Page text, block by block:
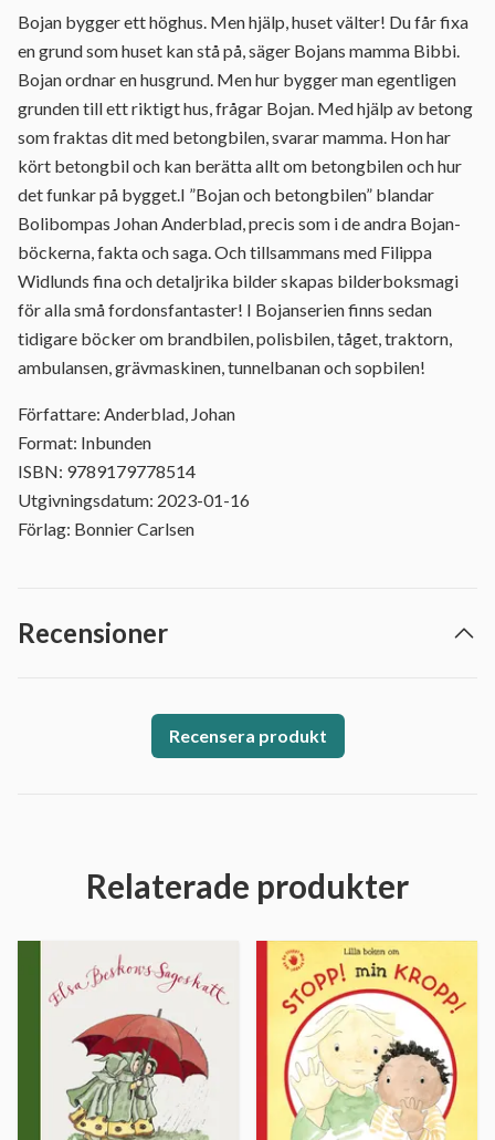
Bojan bygger ett höghus. Men hjälp, huset välter! Du får fixa
en grund som huset kan stå på, säger Bojans mamma Bibbi.
Bojan ordnar en husgrund. Men hur bygger man egentligen
grunden till ett riktigt hus, frågar Bojan. Med hjälp av betong
som fraktas dit med betongbilen, svarar mamma. Hon har
kört betongbil och kan berätta allt om betongbilen och hur
det funkar på bygget.I ”Bojan och betongbilen” blandar
Bolibompas Johan Anderblad, precis som i de andra Bojan-
böckerna, fakta och saga. Och tillsammans med Filippa
Widlunds fina och detaljrika bilder skapas bilderboksmagi
för alla små fordonsfantaster! I Bojanserien finns sedan
tidigare böcker om brandbilen, polisbilen, tåget, traktorn,
ambulansen, grävmaskinen, tunnelbanan och sopbilen!
Författare: Anderblad, Johan
Format: Inbunden
ISBN: 9789179778514
Utgivningsdatum: 2023-01-16
Förlag: Bonnier Carlsen
Recensioner
Recensera produkt
Relaterade produkter